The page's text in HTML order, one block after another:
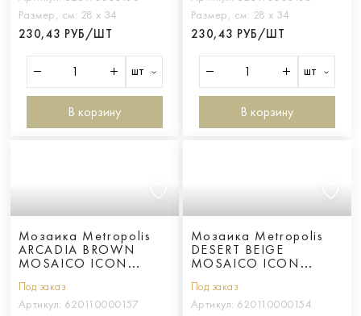
Размер, см: 28 х 34
230,43 РУБ/ШТ
шт
В корзину
Размер, см: 28 х 34
230,43 РУБ/ШТ
шт
В корзину
Мозаика Metropolis
ARCADIA BROWN
MOSAICO ICON
Под заказ
Артикул: 620110000157
Мозаика Metropolis
DESERT BEIGE
MOSAICO ICON
Под заказ
Артикул: 620110000154